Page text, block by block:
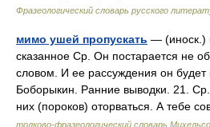
Фразеологический словарь русского
мимо ушей пропускать — (иноск.)
сказанное Ср. Он постарается не
словом. И ее рассуждения он будет
Боборыкин. Ранние выводки. 21.
них (пороков) оторваться. А тебе
толково-фразеологический словарь